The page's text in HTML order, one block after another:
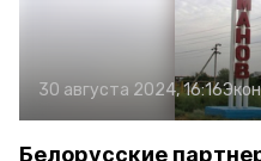
30 августа 2024, 16:16
Белорусские